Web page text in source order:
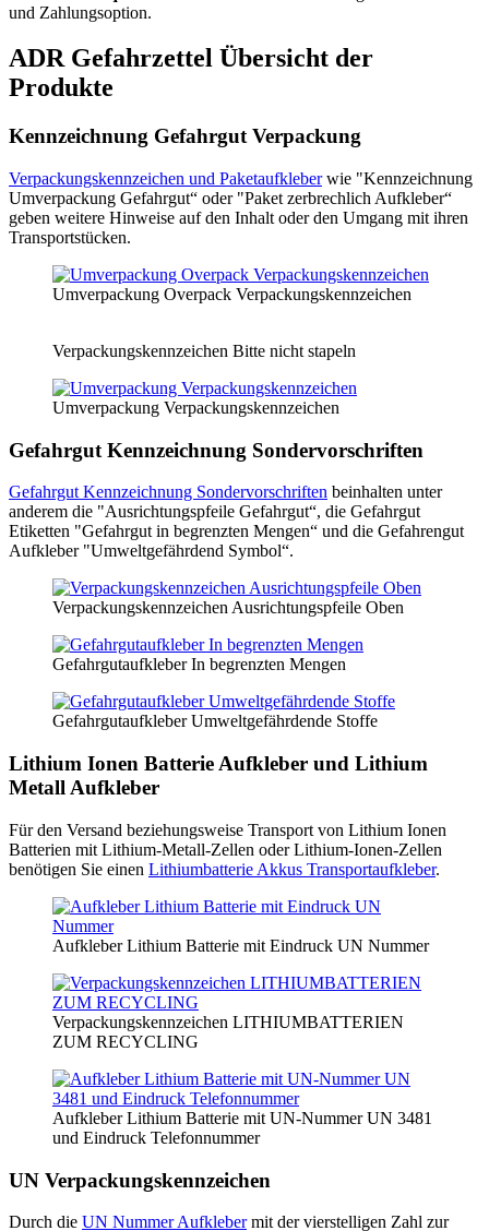
und Zahlungsoption.
ADR Gefahrzettel Übersicht der
Produkte
Kennzeichnung Gefahrgut Verpackung
Verpackungskennzeichen und Paketaufkleberwie "Kennzeichnung
Umverpackung Gefahrgut“ oder "Paket zerbrechlich Aufkleber“
geben weitere Hinweise auf den Inhalt oder den Umgang mit ihren
Transportstücken.
Umverpackung Overpack Verpackungskennzeichen
Verpackungskennzeichen Bitte nicht stapeln
Umverpackung Verpackungskennzeichen
Gefahrgut Kennzeichnung Sondervorschriften
Gefahrgut Kennzeichnung Sondervorschriften beinhalten unter
anderem die "Ausrichtungspfeile Gefahrgut“, die Gefahrgut
Etiketten "Gefahrgut in begrenzten Mengen“ und die Gefahrengut
Aufkleber "Umweltgefährdend Symbol“.
Verpackungskennzeichen Ausrichtungspfeile Oben
Gefahrgutaufkleber In begrenzten Mengen
Gefahrgutaufkleber Umweltgefährdende Stoffe
Lithium Ionen Batterie Aufkleber und Lithium
Metall Aufkleber
Für den Versand beziehungsweise Transport von Lithium Ionen
Batterien mit Lithium-Metall-Zellen oder Lithium-Ionen-Zellen
benötigen Sie einen Lithiumbatterie Akkus Transportaufkleber.
Aufkleber Lithium Batterie mit Eindruck UN Nummer
Verpackungskennzeichen LITHIUMBATTERIEN
ZUM RECYCLING
Aufkleber Lithium Batterie mit UN-Nummer UN 3481
und Eindruck Telefonnummer
UN Verpackungskennzeichen
Durch die UN Nummer Aufklebermit der vierstelligen Zahl zur